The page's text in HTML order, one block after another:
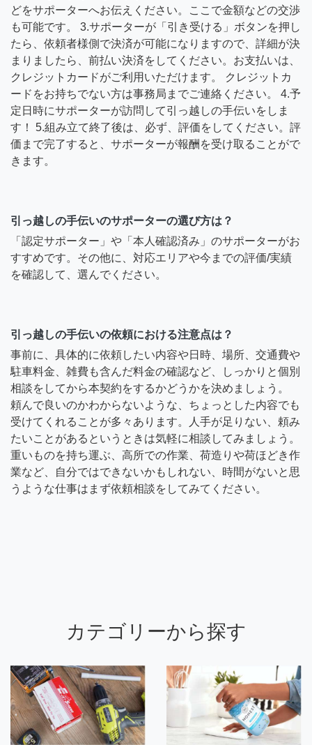
どをサポーターへお伝えください。ここで金額などの交渉
も可能です。 3.サポーターが「引き受ける」ボタンを押し
たら、依頼者様側で決済が可能になりますので、詳細が決
まりましたら、前払い決済をしてください。お支払いは、
クレジットカードがご利用いただけます。 クレジットカ
ードをお持ちでない方は事務局までご連絡ください。 4.予
定日時にサポーターが訪問して引っ越しの手伝いをしま
す！ 5.組み立て終了後は、必ず、評価をしてください。評
価まで完了すると、サポーターが報酬を受け取ることがで
きます。
引っ越しの手伝いのサポーターの選び方は？
「認定サポーター」や「本人確認済み」のサポーターがお
すすめです。その他に、対応エリアや今までの評価/実績
を確認して、選んでください。
引っ越しの手伝いの依頼における注意点は？
事前に、具体的に依頼したい内容や日時、場所、交通費や
駐車料金、雑費も含んだ料金の確認など、しっかりと個別
相談をしてから本契約をするかどうかを決めましょう。
頼んで良いのかわからないような、ちょっとした内容でも
受けてくれることが多々あります。人手が足りない、頼み
たいことがあるというときは気軽に相談してみましょう。
重いものを持ち運ぶ、高所での作業、荷造りや荷ほどき作
業など、自分ではできないかもしれない、時間がないと思
うような仕事はまず依頼相談をしてみてください。
カテゴリーから探す